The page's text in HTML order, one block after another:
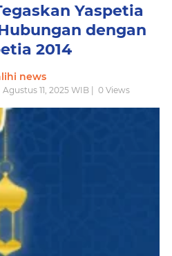
Yaspetia
dengan
2014
news
11, 2025 WIB | 0 Views